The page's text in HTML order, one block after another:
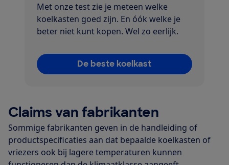
Met onze test zie je meteen welke
koelkasten goed zijn. En óók welke je
beter niet kunt kopen. Wel zo eerlijk.
De beste koelkast
Claims van fabrikanten
Sommige fabrikanten geven in de handleiding of
productspecificaties aan dat bepaalde koelkasten of
vriezers ook bij lagere temperaturen kunnen